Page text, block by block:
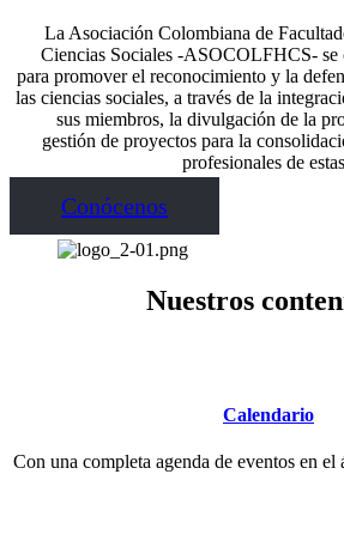
La Asociación Colombiana de
Ciencias Sociales -ASOCOLFHCS- se
para promover el reconocimiento y la
las ciencias sociales, a través de la
sus miembros, la divulgación de la
gestión de proyectos para la
profesionales de
Conócenos
Nuestros
Calendario
Con una completa agenda de eventos en el